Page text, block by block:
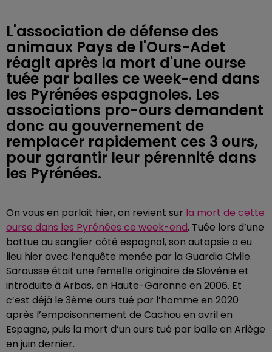
L'association de défense des
animaux Pays de l'Ours-Adet
réagit après la mort d'une ourse
tuée par balles ce week-end dans
les Pyrénées espagnoles. Les
associations pro-ours demandent
donc au gouvernement de
remplacer rapidement ces 3 ours,
pour garantir leur pérennité dans
les Pyrénées.
On vous en parlait hier, on revient sur la mort de cette
ourse dans les Pyrénées ce week-end. Tuée lors d’une
battue au sanglier côté espagnol, son autopsie a eu
lieu hier avec l’enquête menée par la Guardia Civile.
Sarousse était une femelle originaire de Slovénie et
introduite à Arbas, en Haute-Garonne en 2006. Et
c’est déjà le 3ème ours tué par l’homme en 2020
après l’empoisonnement de Cachou en avril en
Espagne, puis la mort d’un ours tué par balle en Ariège
en juin dernier.